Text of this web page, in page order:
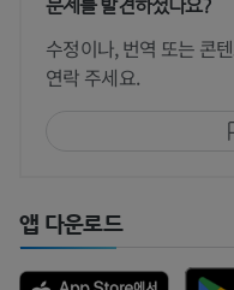
문제를 발견하셨나요?
수정이나, 번역 또는 콘
연락 주세요.
앱 다운로드